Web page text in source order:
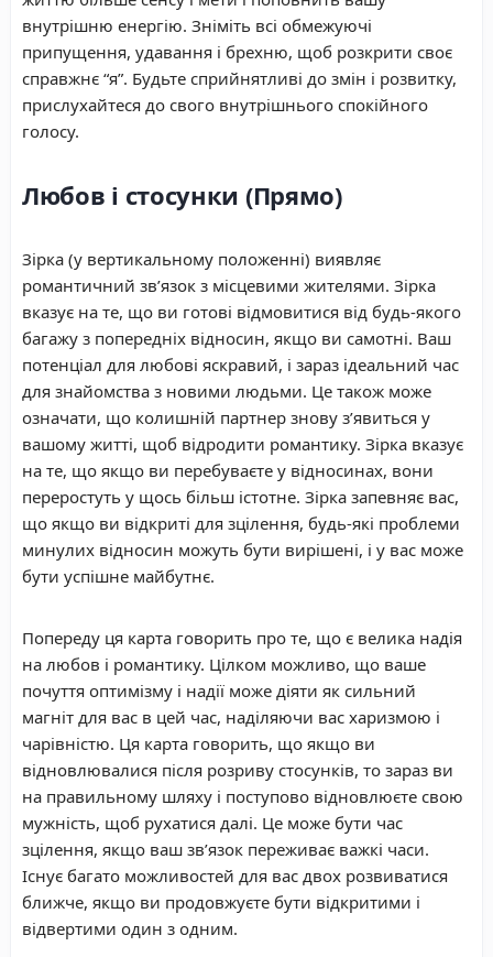
внутрішню енергію. Зніміть всі обмежуючі
припущення, удавання і брехню, щоб розкрити своє
справжнє “я”. Будьте сприйнятливі до змін і розвитку,
прислухайтеся до свого внутрішнього спокійного
голосу.
Любов і стосунки (Прямо)
Зірка (у вертикальному положенні) виявляє
романтичний зв’язок з місцевими жителями. Зірка
вказує на те, що ви готові відмовитися від будь-якого
багажу з попередніх відносин, якщо ви самотні. Ваш
потенціал для любові яскравий, і зараз ідеальний час
для знайомства з новими людьми. Це також може
означати, що колишній партнер знову з’явиться у
вашому житті, щоб відродити романтику. Зірка вказує
на те, що якщо ви перебуваєте у відносинах, вони
переростуть у щось більш істотне. Зірка запевняє вас,
що якщо ви відкриті для зцілення, будь-які проблеми
минулих відносин можуть бути вирішені, і у вас може
бути успішне майбутнє.
Попереду ця карта говорить про те, що є велика надія
на любов і романтику. Цілком можливо, що ваше
почуття оптимізму і надії може діяти як сильний
магніт для вас в цей час, наділяючи вас харизмою і
чарівністю. Ця карта говорить, що якщо ви
відновлювалися після розриву стосунків, то зараз ви
на правильному шляху і поступово відновлюєте свою
мужність, щоб рухатися далі. Це може бути час
зцілення, якщо ваш зв’язок переживає важкі часи.
Існує багато можливостей для вас двох розвиватися
ближче, якщо ви продовжуєте бути відкритими і
відвертими один з одним.